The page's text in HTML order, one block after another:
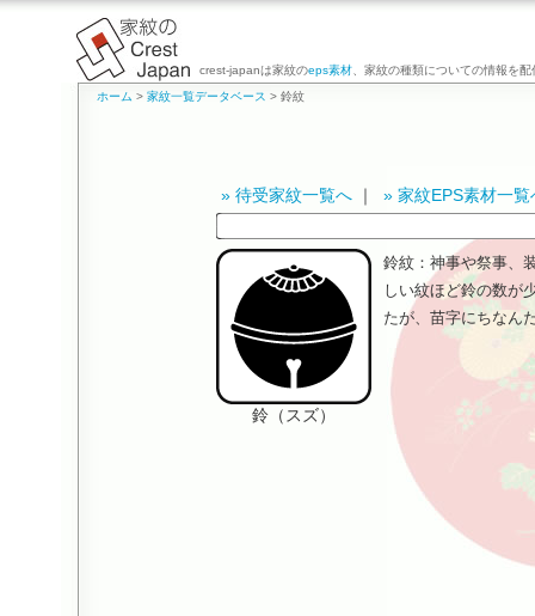
crest-japanは家紋のeps素材、家紋の種類についての情報を配
ホーム > 家紋一覧データベース > 鈴紋
» 待受家紋一覧へ｜ » 家紋EPS素材一覧
鈴（スズ）
鈴紋：神事や祭事、
しい紋ほど鈴の数が
たが、苗字にちなん